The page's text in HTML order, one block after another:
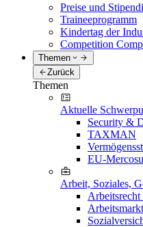
Preise und
Traineeprogramm
Kindertag der
Competition
Themen
Zurück
Themen
Aktuelle
Security &
TAXMAN
EU-
Arbeit, Soziales,